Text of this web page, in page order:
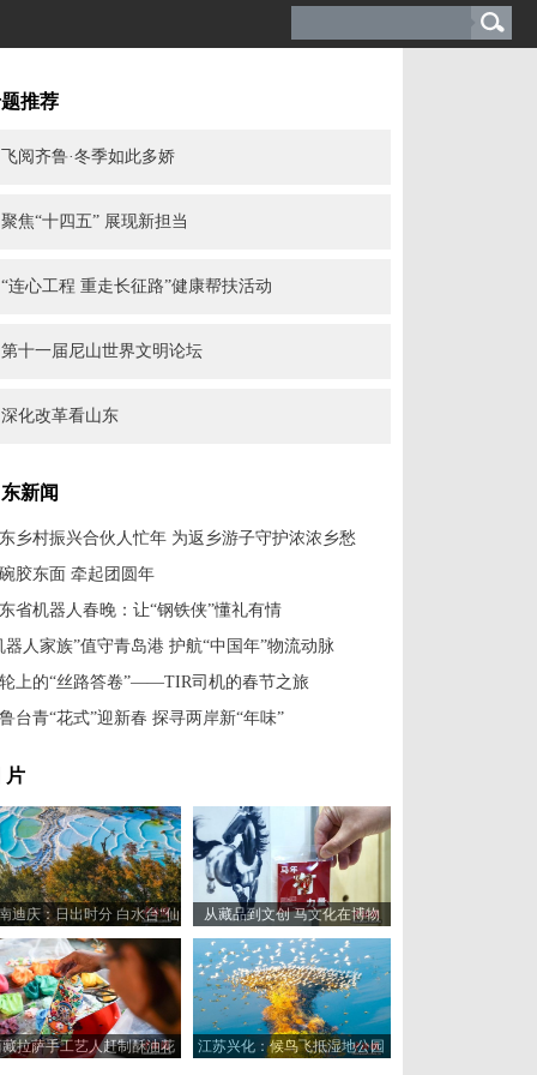
推荐
飞阅齐鲁·冬季如此多娇
聚焦“十四五” 展现新担当
“连心工程 重走长征路”健康帮扶活动
第十一届尼山世界文明论坛
深化改革看山东
新闻
乡村振兴合伙人忙年 为返乡游子守护浓浓乡愁
胶东面 牵起团圆年
省机器人春晚：让“钢铁侠”懂礼有情
器人家族”值守青岛港 护航“中国年”物流动脉
上的“丝路答卷”——TIR司机的春节之旅
台青“花式”迎新春 探寻两岸新“年味”
片
迪庆：日出时分 白水台“仙
人遗田”染金边
从藏品到文创 马文化在博物
馆“奔”向新岁
拉萨手工艺人赶制酥油花
江苏兴化：候鸟飞抵湿地公园